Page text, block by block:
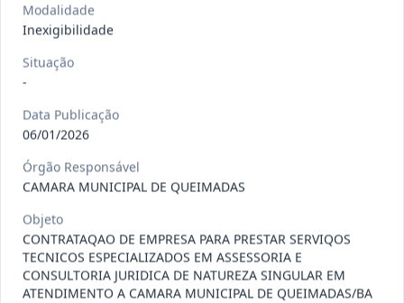
Dispensa
Situação:
-/2026
Dispensa
Situação : Aberta Data: 29/01/2026 Ver detalhes
Modalidade
Inexigibilidade
Situação
-
Data Publicação
06/01/2026
Órgão Responsável
CAMARA MUNICIPAL DE QUEIMADAS
Objeto
CONTRATAQAO DE EMPRESA PARA PRESTAR SERVIQOS
TECNICOS ESPECIALIZADOS EM ASSESSORIA E
CONSULTORIA JURIDICA DE NATUREZA SINGULAR EM
ATENDIMENTO A CAMARA MUNICIPAL DE QUEIMADAS/BA